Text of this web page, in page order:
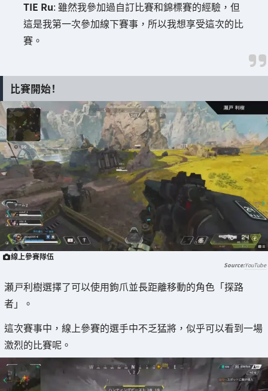
TIE Ru: 雖然我參加過自訂比賽和錦標賽的經驗，但
這是我第一次參加線下賽事，所以我想享受這次的比
賽。
比賽開始！
線上參賽隊伍
YouTube
瀬戸利樹選擇了可以使用鉤爪並長距離移動的角色「探路
者」。
這次賽事中，線上參賽的選手中不乏猛將，似乎可以看到一場
激烈的比賽呢。